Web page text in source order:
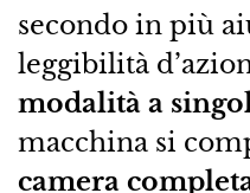
secondo in più
leggibilità
modalità a
macchina si
camera